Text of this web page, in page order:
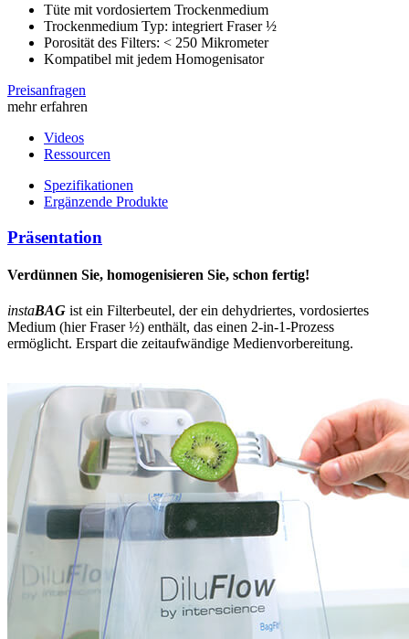
Tüte mit vordosiertem Trockenmedium
Trockenmedium Typ: integriert Fraser ½
Porosität des Filters: < 250 Mikrometer
Kompatibel mit jedem Homogenisator
Preisanfragen
mehr erfahren
Videos
Ressourcen
Spezifikationen
Ergänzende Produkte
Präsentation
Verdünnen Sie, homogenisieren Sie, schon fertig!
instaBAG ist ein Filterbeutel, der ein dehydriertes, vordosiertes
Medium (hier Fraser ½) enthält, das einen 2-in-1-Prozess
ermöglicht. Erspart die zeitaufwändige Medienvorbereitung.